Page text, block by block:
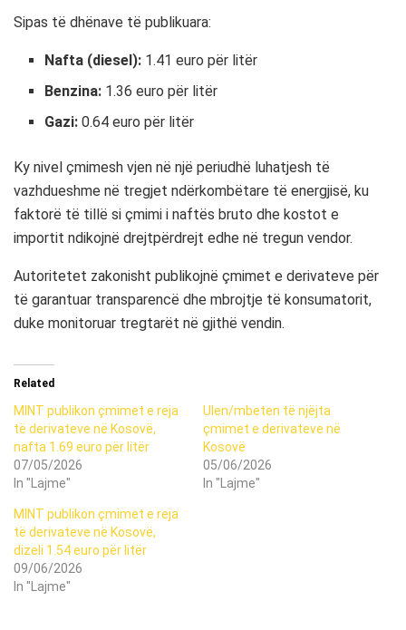
Sipas të dhënave të publikuara:
Nafta (diesel): 1.41 euro për litër
Benzina: 1.36 euro për litër
Gazi: 0.64 euro për litër
Ky nivel çmimesh vjen në një periudhë luhatjesh të
vazhdueshme në tregjet ndërkombëtare të energjisë, ku
faktorë të tillë si çmimi i naftës bruto dhe kostot e
importit ndikojnë drejtpërdrejt edhe në tregun vendor.
Autoritetet zakonisht publikojnë çmimet e derivateve për
të garantuar transparencë dhe mbrojtje të konsumatorit,
duke monitoruar tregtarët në gjithë vendin.
Related
MINT publikon çmimet e reja
të derivateve në Kosovë,
nafta 1.69 euro për litër
07/05/2026
In "Lajme"
Ulen/mbeten të njëjta
çmimet e derivateve në
Kosovë
05/06/2026
In "Lajme"
MINT publikon çmimet e reja
të derivateve në Kosovë,
dizeli 1.54 euro për litër
09/06/2026
In "Lajme"